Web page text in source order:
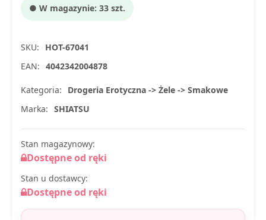
● W magazynie: 33 szt.
SKU:
HOT-67041
EAN: 4042342004878
Kategoria:
Drogeria Erotyczna -> Żele -> Smakowe
Marka: SHIATSU
Stan magazynowy:
Dostępne od ręki
Stan u dostawcy:
Dostępne od ręki